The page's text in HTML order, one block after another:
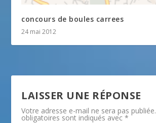
concours de boules carrees
24 mai 2012
LAISSER UNE RÉPONSE
Votre adresse e-mail ne sera pas publiée.
obligatoires sont indiqués avec*